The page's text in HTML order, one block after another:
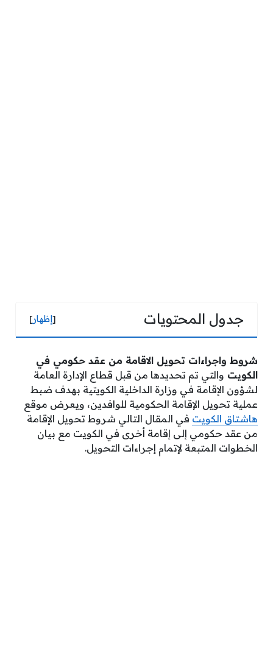
جدول المحتويات [إظهار]
شروط واجراءات تحويل الاقامة من عقد حكومي في
الكويت والتي تم تحديدها من قبل قطاع الإدارة العامة
لشؤون الإقامة في وزارة الداخلية الكويتية بهدف ضبط
عملية تحويل الإقامة الحكومية للوافدين، ويعرض موقع
هاشتاق الكويت في المقال التالي شروط تحويل الإقامة
من عقد حكومي إلى إقامة أخرى في الكويت مع بيان
الخطوات المتبعة لإتمام إجراءات التحويل.